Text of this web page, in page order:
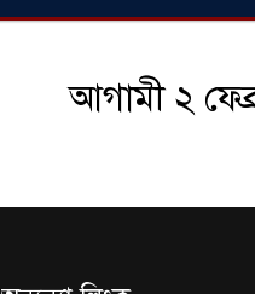
আগামী ২